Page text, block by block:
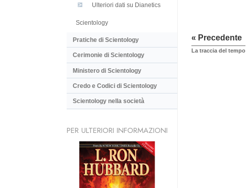
« Precedente
La traccia del tempo
Ulteriori dati su Dianetics
Scientology
Pratiche di Scientology
Cerimonie di Scientology
Ministero di Scientology
Credo e Codici di Scientology
Scientology nella società
PER ULTERIORI INFORMAZIONI